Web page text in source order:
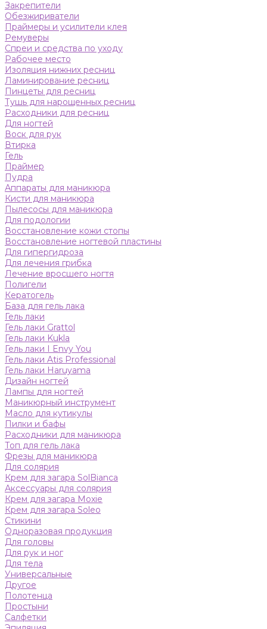
Закрепители
Обезжириватели
Праймеры и усилители клея
Ремуверы
Спреи и средства по уходу
Рабочее место
Изоляция нижних ресниц
Ламинирование ресниц
Пинцеты для ресниц
Тушь для нарощенных ресниц
Расходники для ресниц
Для ногтей
Воск для рук
Втирка
Гель
Праймер
Пудра
Аппараты для маникюра
Кисти для маникюра
Пылесосы для маникюра
Для подологии
Восстановление кожи стопы
Восстановление ногтевой пластины
Для гипергидроза
Для лечения грибка
Лечение вросшего ногтя
Полигели
Кератогель
База для гель лака
Гель лаки
Гель лаки Grattol
Гель лаки Kukla
Гель лаки I Envy You
Гель лаки Atis Professional
Гель лаки Haruyama
Дизайн ногтей
Лампы для ногтей
Маникюрный инструмент
Масло для кутикулы
Пилки и бафы
Расходники для маникюра
Топ для гель лака
Фрезы для маникюра
Для солярия
Крем для загара SolBianca
Аксессуары для солярия
Крем для загара Moxie
Крем для загара Soleo
Стикини
Одноразовая продукция
Для головы
Для рук и ног
Для тела
Универсальные
Другое
Полотенца
Простыни
Салфетки